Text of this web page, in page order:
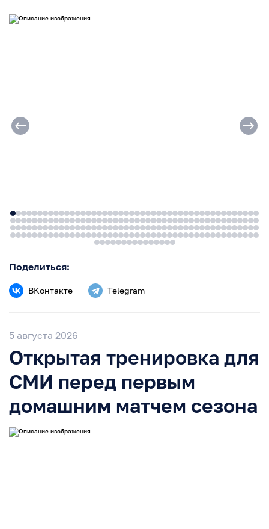
Поделиться:
ВКонтакте Telegram
5 августа 2026
Открытая тренировка для
СМИ перед первым
домашним матчем сезона